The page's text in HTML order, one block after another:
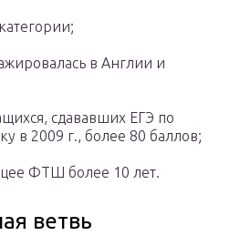
в Англии и
сдававших ЕГЭ по
в 2009 г., более 80 баллов;
ФТШ более 10 лет.
ветвь